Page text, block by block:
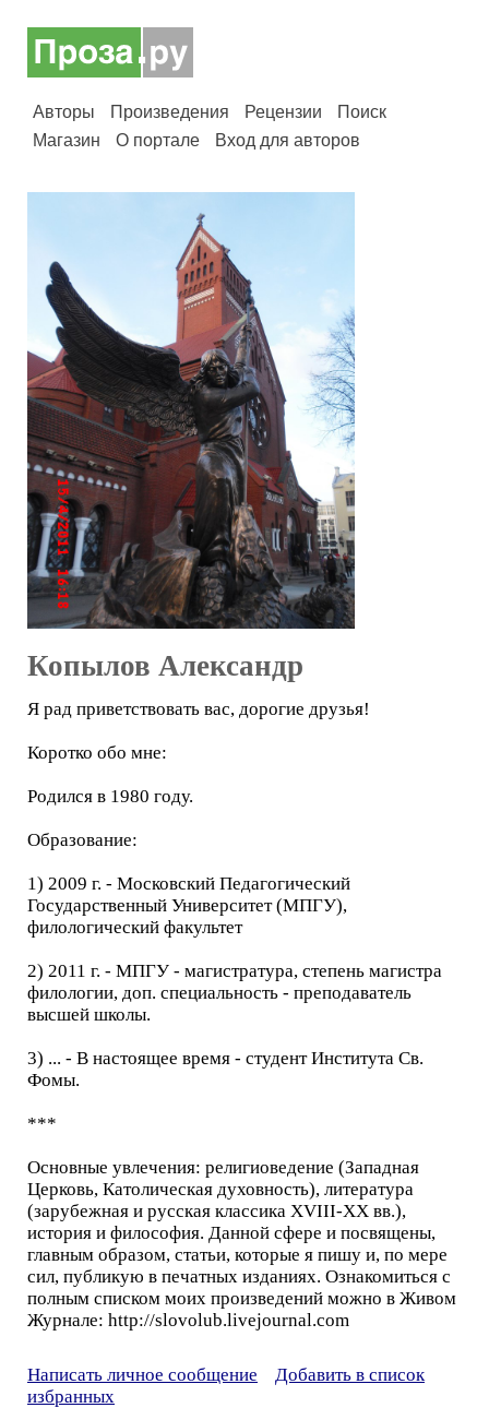
Авторы Произведения Рецензии
Поиск
Магазин
О портале Вход для авторов
Копылов Александр
Я рад приветствовать вас, дорогие друзья!
Коротко обо мне:
Родился в 1980 году.
Образование:
1) 2009 г. - Московский Педагогический
Государственный Университет (МПГУ),
филологический факультет
2) 2011 г. - МПГУ - магистратура, степень магистра
филологии, доп. специальность - преподаватель
высшей школы.
3) ... - В настоящее время - студент Института Св.
Фомы.
***
Основные увлечения: религиоведение (Западная
Церковь, Католическая духовность), литература
(зарубежная и русская классика XVIII-XX вв.),
история и философия. Данной сфере и посвящены,
главным образом, статьи, которые я пишу и, по мере
сил, публикую в печатных изданиях. Ознакомиться с
полным списком моих произведений можно в Живом
Журнале: http://slovolub.livejournal.com
Написать личное сообщение
Добавить в список
избранных